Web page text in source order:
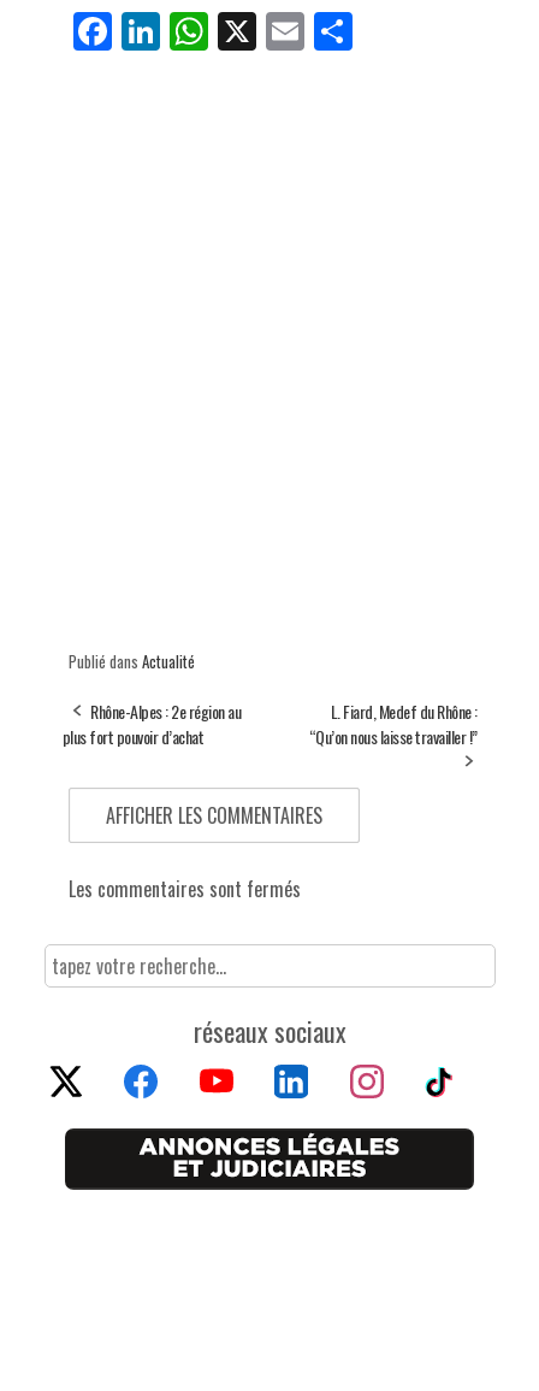
Fa
ce
Li
nk
W
ha
X E
m
Pa
rt
Publié dans Actualité
Rhône-Alpes : 2e région au
plus fort pouvoir d’achat
L. Fiard, Medef du Rhône :
“Qu’on nous laisse travailler !”
AFFICHER LES COMMENTAIRES
Les commentaires sont fermés
réseaux sociaux